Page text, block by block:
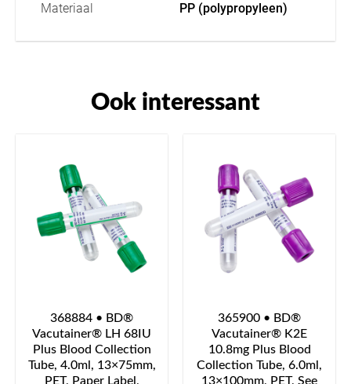
Materiaal PP (polypropyleen)
Ook interessant
368884 • BD®
Vacutainer® LH 68IU
Plus Blood Collection
Tube, 4.0ml, 13×75mm,
PET, Paper Label,
365900 • BD®
Vacutainer® K2E
10.8mg Plus Blood
Collection Tube, 6.0ml,
13×100mm, PET, See